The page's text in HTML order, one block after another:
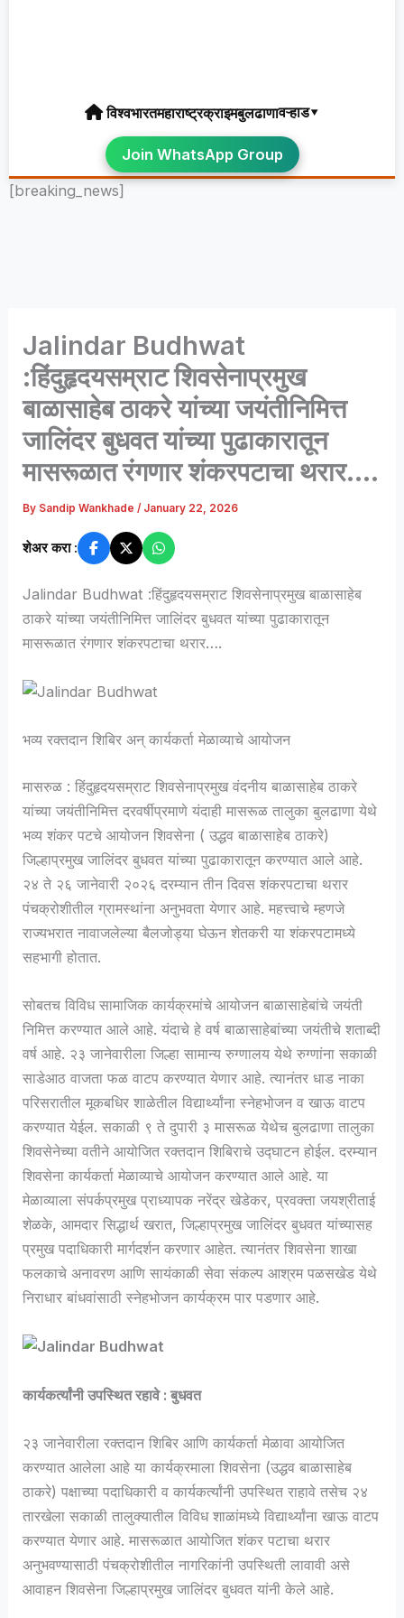
विश्वभारतमहाराष्ट्रक्राइमबुलढाणावऱ्हाड▾
Join WhatsApp Group
[breaking_news]
Jalindar Budhwat
:हिंदुहृदयसम्राट शिवसेनाप्रमुख
बाळासाहेब ठाकरे यांच्या जयंतीनिमित्त
जालिंदर बुधवत यांच्या पुढाकारातून
मासरूळात रंगणार शंकरपटाचा थरार….
By Sandip Wankhade/ January 22, 2026
शेअर करा :
Jalindar Budhwat :हिंदुहृदयसम्राट शिवसेनाप्रमुख बाळासाहेब
ठाकरे यांच्या जयंतीनिमित्त जालिंदर बुधवत यांच्या पुढाकारातून
मासरूळात रंगणार शंकरपटाचा थरार….
भव्य रक्तदान शिबिर अन् कार्यकर्ता मेळाव्याचे आयोजन
मासरुळ : हिंदुहृदयसम्राट शिवसेनाप्रमुख वंदनीय बाळासाहेब ठाकरे
यांच्या जयंतीनिमित्त दरवर्षीप्रमाणे यंदाही मासरूळ तालुका बुलढाणा येथे
भव्य शंकर पटचे आयोजन शिवसेना ( उद्धव बाळासाहेब ठाकरे)
जिल्हाप्रमुख जालिंदर बुधवत यांच्या पुढाकारातून करण्यात आले आहे.
२४ ते २६ जानेवारी २०२६ दरम्यान तीन दिवस शंकरपटाचा थरार
पंचक्रोशीतील ग्रामस्थांना अनुभवता येणार आहे. महत्त्वाचे म्हणजे
राज्यभरात नावाजलेल्या बैलजोड्या घेऊन शेतकरी या शंकरपटामध्ये
सहभागी होतात.
सोबतच विविध सामाजिक कार्यक्रमांचे आयोजन बाळासाहेबांचे जयंती
निमित्त करण्यात आले आहे. यंदाचे हे वर्ष बाळासाहेबांच्या जयंतीचे शताब्दी
वर्ष आहे. २३ जानेवारीला जिल्हा सामान्य रुग्णालय येथे रुग्णांना सकाळी
साडेआठ वाजता फळ वाटप करण्यात येणार आहे. त्यानंतर धाड नाका
परिसरातील मूकबधिर शाळेतील विद्यार्थ्यांना स्नेहभोजन व खाऊ वाटप
करण्यात येईल. सकाळी ९ ते दुपारी ३ मासरूळ येथेच बुलढाणा तालुका
शिवसेनेच्या वतीने आयोजित रक्तदान शिबिराचे उद्घाटन होईल. दरम्यान
शिवसेना कार्यकर्ता मेळाव्याचे आयोजन करण्यात आले आहे. या
मेळाव्याला संपर्कप्रमुख प्राध्यापक नरेंद्र खेडेकर, प्रवक्ता जयश्रीताई
शेळके, आमदार सिद्धार्थ खरात, जिल्हाप्रमुख जालिंदर बुधवत यांच्यासह
प्रमुख पदाधिकारी मार्गदर्शन करणार आहेत. त्यानंतर शिवसेना शाखा
फलकाचे अनावरण आणि सायंकाळी सेवा संकल्प आश्रम पळसखेड येथे
निराधार बांधवांसाठी स्नेहभोजन कार्यक्रम पार पडणार आहे.
कार्यकर्त्यांनी उपस्थित रहावे : बुधवत
२३ जानेवारीला रक्तदान शिबिर आणि कार्यकर्ता मेळावा आयोजित
करण्यात आलेला आहे या कार्यक्रमाला शिवसेना (उद्धव बाळासाहेब
ठाकरे) पक्षाच्या पदाधिकारी व कार्यकर्त्यांनी उपस्थित राहावे तसेच २४
तारखेला सकाळी तालुक्यातील विविध शाळांमध्ये विद्यार्थ्यांना खाऊ वाटप
करण्यात येणार आहे. मासरूळात आयोजित शंकर पटाचा थरार
अनुभवण्यासाठी पंचक्रोशीतील नागरिकांनी उपस्थिती लावावी असे
आवाहन शिवसेना जिल्हाप्रमुख जालिंदर बुधवत यांनी केले आहे.